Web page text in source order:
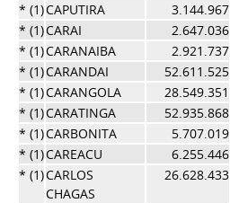
* (1)CAPUTIRA 3.144.967
* (1)CARAI 2.647.036
* (1)CARANAIBA 2.921.737
* (1)CARANDAI 52.611.525
* (1)CARANGOLA 28.549.351
* (1)CARATINGA 52.935.868
* (1)CARBONITA 5.707.019
* (1)CAREACU 6.255.446
* (1)CARLOS
CHAGAS
26.628.433